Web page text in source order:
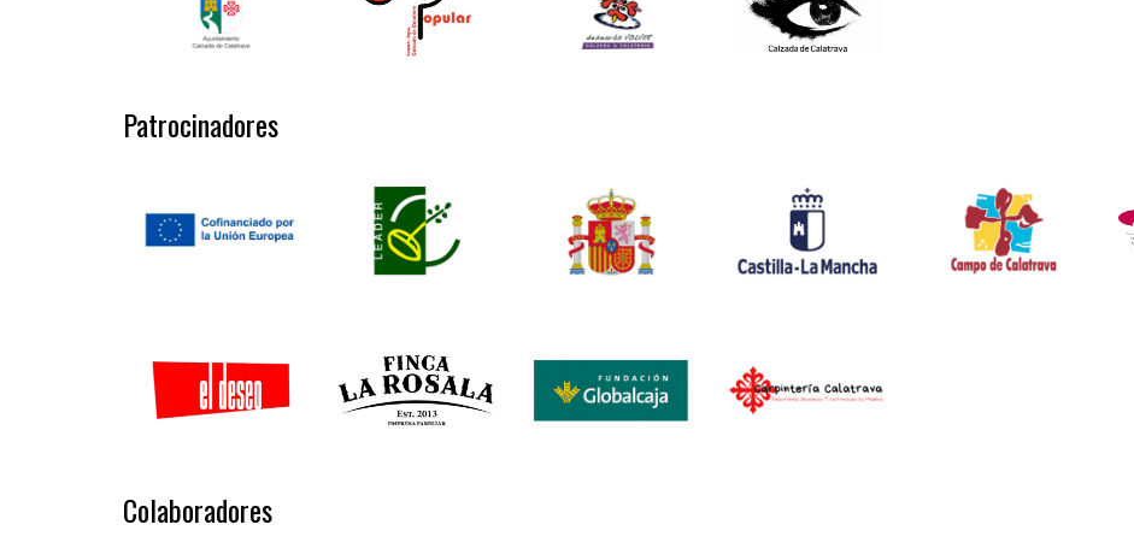
Patrocinadores
Colaboradores